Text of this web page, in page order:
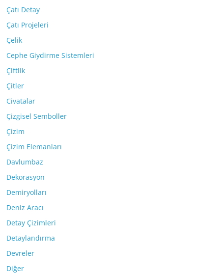
Çatı Detay
Çatı Projeleri
Çelik
Cephe Giydirme Sistemleri
Çiftlik
Çitler
Civatalar
Çizgisel Semboller
Çizim
Çizim Elemanları
Davlumbaz
Dekorasyon
Demiryolları
Deniz Aracı
Detay Çizimleri
Detaylandırma
Devreler
Diğer